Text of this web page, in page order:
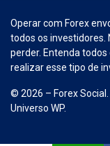
Operar com Forex
todos os investidores.
perder. Entenda
realizar esse tipo de
© 2026 – Forex Social.
Universo WP.